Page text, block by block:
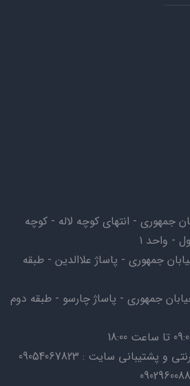
جمهوری - انتهای کوچه لاله - کوچه
جمهوری - پاساژ علاالدین - طبقه
جمهوری - پاساژ چارسو - طبقه دوم
سایت : 09054067823